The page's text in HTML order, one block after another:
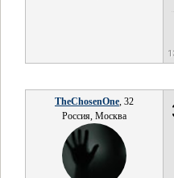
TheChosenOne, 32
Россия, Москва